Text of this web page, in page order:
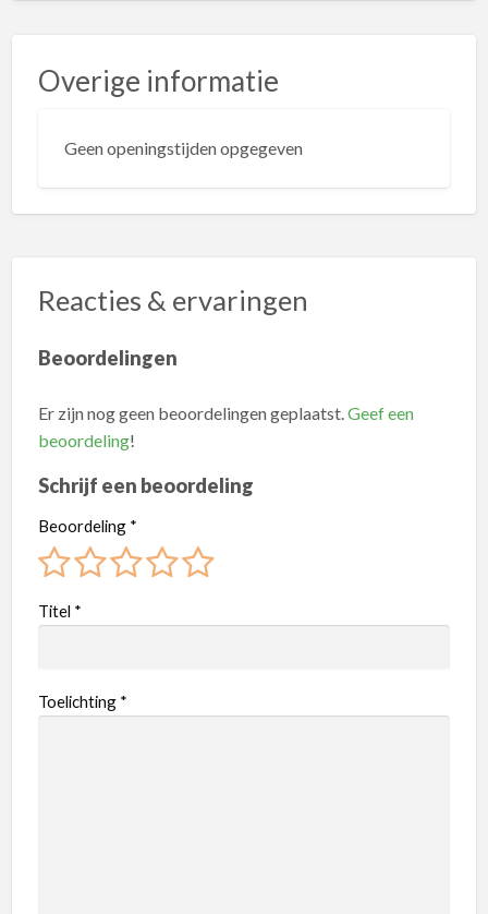
Overige informatie
Geen openingstijden opgegeven
Reacties & ervaringen
Beoordelingen
Er zijn nog geen beoordelingen geplaatst.Geef een
beoordeling!
Schrijf een beoordeling
Beoordeling *
Titel *
Toelichting *